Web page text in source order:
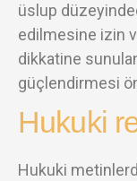
üslup
edilmesine izin
dikkatine
güçlendirmesi
Hukuki
Hukuki